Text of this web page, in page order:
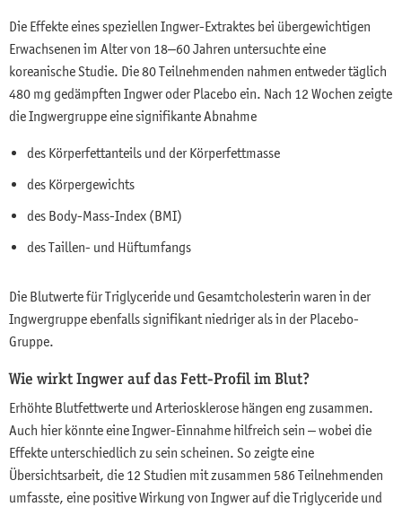
Die Effekte eines speziellen Ingwer-Extraktes bei übergewichtigen
Erwachsenen im Alter von 18–60 Jahren untersuchte eine
koreanische Studie. Die 80 Teilnehmenden nahmen entweder täglich
480 mg gedämpften Ingwer oder Placebo ein. Nach 12 Wochen zeigte
die Ingwergruppe eine signifikante Abnahme
des Körperfettanteils und der Körperfettmasse
des Körpergewichts
des Body-Mass-Index (BMI)
des Taillen- und Hüftumfangs
Die Blutwerte für Triglyceride und Gesamtcholesterin waren in der
Ingwergruppe ebenfalls signifikant niedriger als in der Placebo-
Gruppe.
Wie wirkt Ingwer auf das Fett-Profil im Blut?
Erhöhte Blutfettwerte und Arteriosklerose hängen eng zusammen.
Auch hier könnte eine Ingwer-Einnahme hilfreich sein – wobei die
Effekte unterschiedlich zu sein scheinen. So zeigte eine
Übersichtsarbeit, die 12 Studien mit zusammen 586 Teilnehmenden
umfasste, eine positive Wirkung von Ingwer auf die Triglyceride und